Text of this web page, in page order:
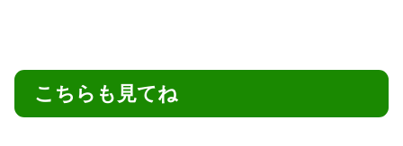
こちらも見てね